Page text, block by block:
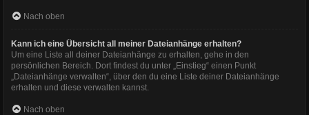
Nach oben
Kann ich eine Übersicht all meiner Dateianhänge erhalten?
Um eine Liste all deiner Dateianhänge zu erhalten, gehe in den
persönlichen Bereich. Dort findest du unter „Einstieg“ einen Punkt
„Dateianhänge verwalten“, über den du eine Liste deiner Dateianhänge
erhalten und diese verwalten kannst.
Nach oben